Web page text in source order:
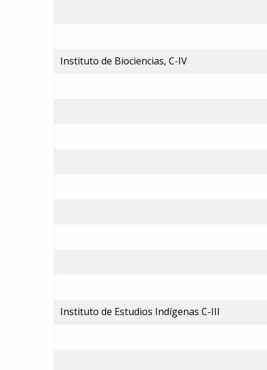
Instituto de Biociencias, C-IV
Instituto de Estudios Indígenas C-III